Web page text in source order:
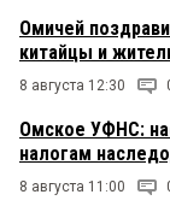
Омичей
китайцы и
8 августа 12:30
Омское УФНС:
налогам
8 августа 11:00